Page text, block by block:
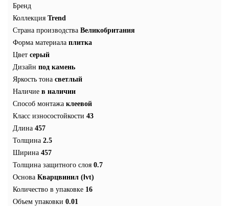
Бренд
Коллекция Trend
Страна производства Великобритания
Форма материала плитка
Цвет серый
Дизайн под камень
Яркость тона светлый
Наличие в наличии
Способ монтажа клеевой
Класс износостойкости 43
Длина 457
Толщина 2.5
Ширина 457
Толщина защитного слоя 0.7
Основа Кварцвинил (lvt)
Количество в упаковке 16
Объем упаковки 0.01